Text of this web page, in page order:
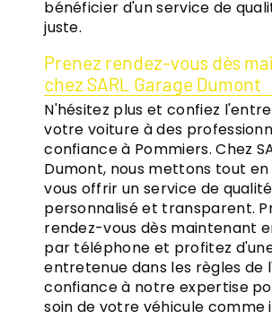
bénéficier d'un service de
juste.
Prenez rendez-vous dès
chez SARL Garage Dumont
N'hésitez plus et confiez
votre voiture à des
confiance à Pommiers. Chez
Dumont, nous mettons tout
vous offrir un service de
personnalisé et transparent.
rendez-vous dès maintenant
par téléphone et profitez
entretenue dans les règles de
confiance à notre expertise
soin de votre véhicule comme